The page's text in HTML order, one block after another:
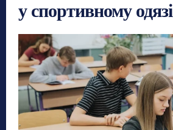
у спортивному одязі